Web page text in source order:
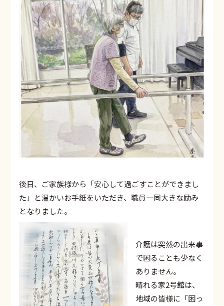
後日、ご家族様から「安心して過ごすことができまし
た」と温かいお手紙をいただき、職員一同大きな励み
となりました。
介護は突然の出来事
で困ることも少なく
ありません。
晴れる家2号館は、
地域の皆様に「困っ